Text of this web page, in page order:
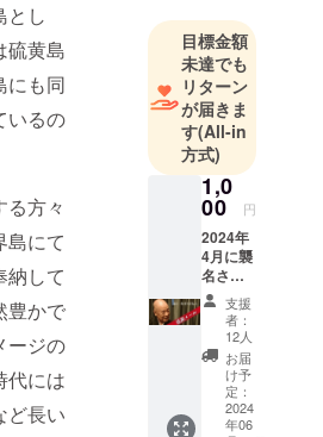
とし
硫黄島
にも同
いるの
方々
島にて
納して
豊かで
ージの
代には
ど長い
目標金額
未達でも
リターン
が届きま
す(All-in
方式)
1,0
00 円
2024年
4月に襲
名され
たばか
りの十
一代豊
竹若太
夫師匠
より感
謝の気
持ちを
支援
者：
12人
お届
け予
定：
2024
年06